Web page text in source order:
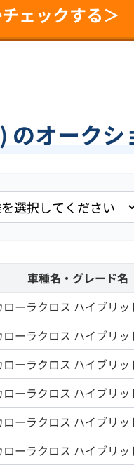
ェックする＞
のオーク
車種名・グレード名
ローラクロス ハイブリッ
ローラクロス ハイブリッ
ローラクロス ハイブリッ
ローラクロス ハイブリッ
ローラクロス ハイブリッ
ローラクロス ハイブリッ